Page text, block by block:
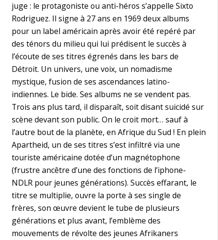
juge : le protagoniste ou anti-héros s’appelle Sixto
Rodriguez. Il signe à 27 ans en 1969 deux albums
pour un label américain après avoir été repéré par
des ténors du milieu qui lui prédisent le succès à
l’écoute de ses titres égrenés dans les bars de
Détroit. Un univers, une voix, un nomadisme
mystique, fusion de ses ascendances latino-
indiennes. Le bide. Ses albums ne se vendent pas.
Trois ans plus tard, il disparaît, soit disant suicidé sur
scène devant son public. On le croit mort… sauf à
l’autre bout de la planète, en Afrique du Sud ! En plein
Apartheid, un de ses titres s’est infiltré via une
touriste américaine dotée d’un magnétophone
(frustre ancêtre d’une des fonctions de l’iphone-
NDLR pour jeunes générations). Succès effarant, le
titre se multiplie, ouvre la porte à ses single de
frères, son œuvre devient le tube de plusieurs
générations et plus avant, l’emblème des
mouvements de révolte des jeunes Afrikaners